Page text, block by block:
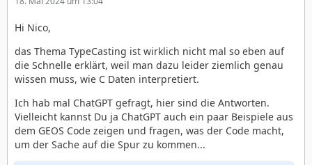
Hi Nico,
das Thema TypeCasting ist wirklich nicht mal so eben auf
die Schnelle erklärt, weil man dazu leider ziemlich genau
wissen muss, wie C Daten interpretiert.
Ich hab mal ChatGPT gefragt, hier sind die Antworten.
Vielleicht kannst Du ja ChatGPT auch ein paar Beispiele aus
dem GEOS Code zeigen und fragen, was der Code macht,
um der Sache auf die Spur zu kommen...